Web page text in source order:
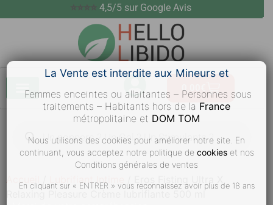
⭐⭐⭐⭐ 4,5/5 sur Google Avis
0,00
Relaxing Pleasure Crème lubrifiante 500 ml
La Vente est interdite aux Mineurs et
Femmes enceintes ou allaitantes – Personnes sous
traitements – Habitants hors de la France
métropolitaine et DOM TOM
Nous utilisons des cookies pour améliorer notre site. En
continuant, vous acceptez notre politique de cookieset nos
Conditions générales de ventes
En cliquant sur « ENTRER » vous reconnaissez avoir plus de 18 ans